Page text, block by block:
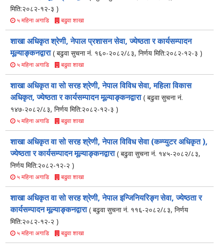
मिति:२०८२-१२-३ )
५ महिना अगाडि बढुवा शाखा
शाखा अधिकृत श्रेणी, नेपाल प्रशासन सेवा, ज्येष्ठता र कार्यसम्पादन
मूल्याङ्कनद्वारा( बढुवा सुचना नं. १६०-२०८२/८३, निर्णय मिति:२०८२-१२-३ )
५ महिना अगाडि बढुवा शाखा
शाखा अधिकृत वा सो सरह श्रेणी, नेपाल विविध सेवा, महिला विकास
अधिकृत, ज्येष्ठता र कार्यसम्पादन मूल्याङ्कनद्वारा( बढुवा सुचना नं.
१४७-२०८२/८३, निर्णय मिति:२०८२-१२-३ )
५ महिना अगाडि बढुवा शाखा
शाखा अधिकृत वा सो सरह श्रेणी, नेपाल विविध सेवा (कम्प्युटर अधिकृत ),
ज्येष्ठता र कार्यसम्पादन मूल्याङ्कनद्वारा( बढुवा सुचना नं. १४५-२०८२/८३,
निर्णय मिति:२०८२-१२-२ )
५ महिना अगाडि बढुवा शाखा
शाखा अधिकृत वा सो सरह श्रेणी, नेपाल इन्जिनियरिङ्ग सेवा, ज्येष्ठता र
कार्यसम्पादन मूल्याङ्कनद्वारा( बढुवा सुचना नं. ११६-२०८२/८३, निर्णय
मिति:२०८२-१२-२ )
५ महिना अगाडि बढुवा शाखा